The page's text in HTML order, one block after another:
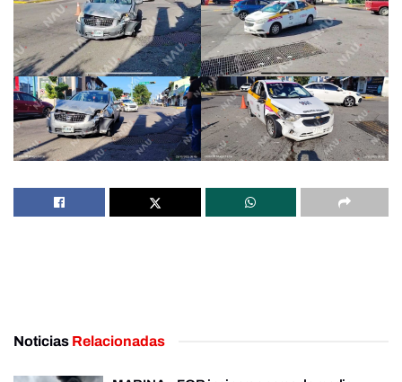
Noticias Relacionadas